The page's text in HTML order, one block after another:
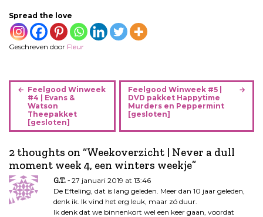
Spread the love
Geschreven door Fleur
B
h
t
n
a
v
Feelgood Winweek
#4 | Evans &
Watson
Theepakket
[gesloten]
Feelgood Winweek #5 |
DVD pakket Happytime
Murders en Peppermint
[gesloten]
2 thoughts on “Weekoverzicht | Never a dull
moment week 4, een winters weekje”
G.T.
27 januari 2019 at 13:46
De Efteling, dat is lang geleden. Meer dan 10 jaar geleden,
denk ik. Ik vind het erg leuk, maar zó duur.
Ik denk dat we binnenkort wel een keer gaan, voordat